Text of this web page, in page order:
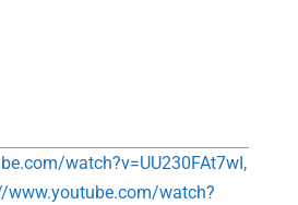
watch?v=UU230FAt7wI ,
www.youtube.com/watch?